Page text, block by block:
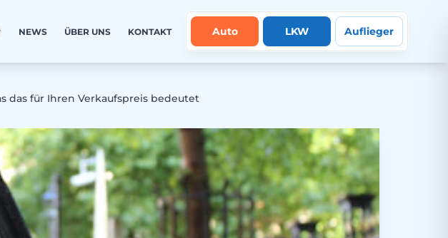
NEWS ÜBER UNS KONTAKT Auto LKW Auflieger
das für Ihren Verkaufspreis bedeutet